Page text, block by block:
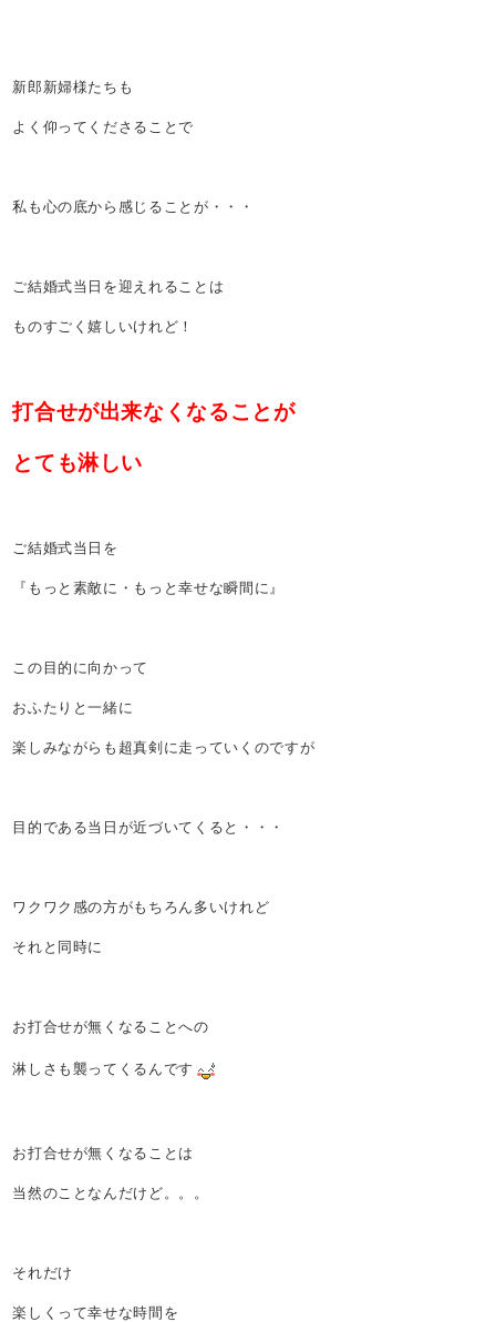
新郎新婦様たちも
よく仰ってくださることで
私も心の底から感じることが・・・
ご結婚式当日を迎えれることは
ものすごく嬉しいけれど！
打合せが出来なくなることが
とても淋しい
ご結婚式当日を
『もっと素敵に・もっと幸せな瞬間に』
この目的に向かって
おふたりと一緒に
楽しみながらも超真剣に走っていくのですが
目的である当日が近づいてくると・・・
ワクワク感の方がもちろん多いけれど
それと同時に
お打合せが無くなることへの
淋しさも襲ってくるんです
お打合せが無くなることは
当然のことなんだけど。。。
それだけ
楽しくって幸せな時間を